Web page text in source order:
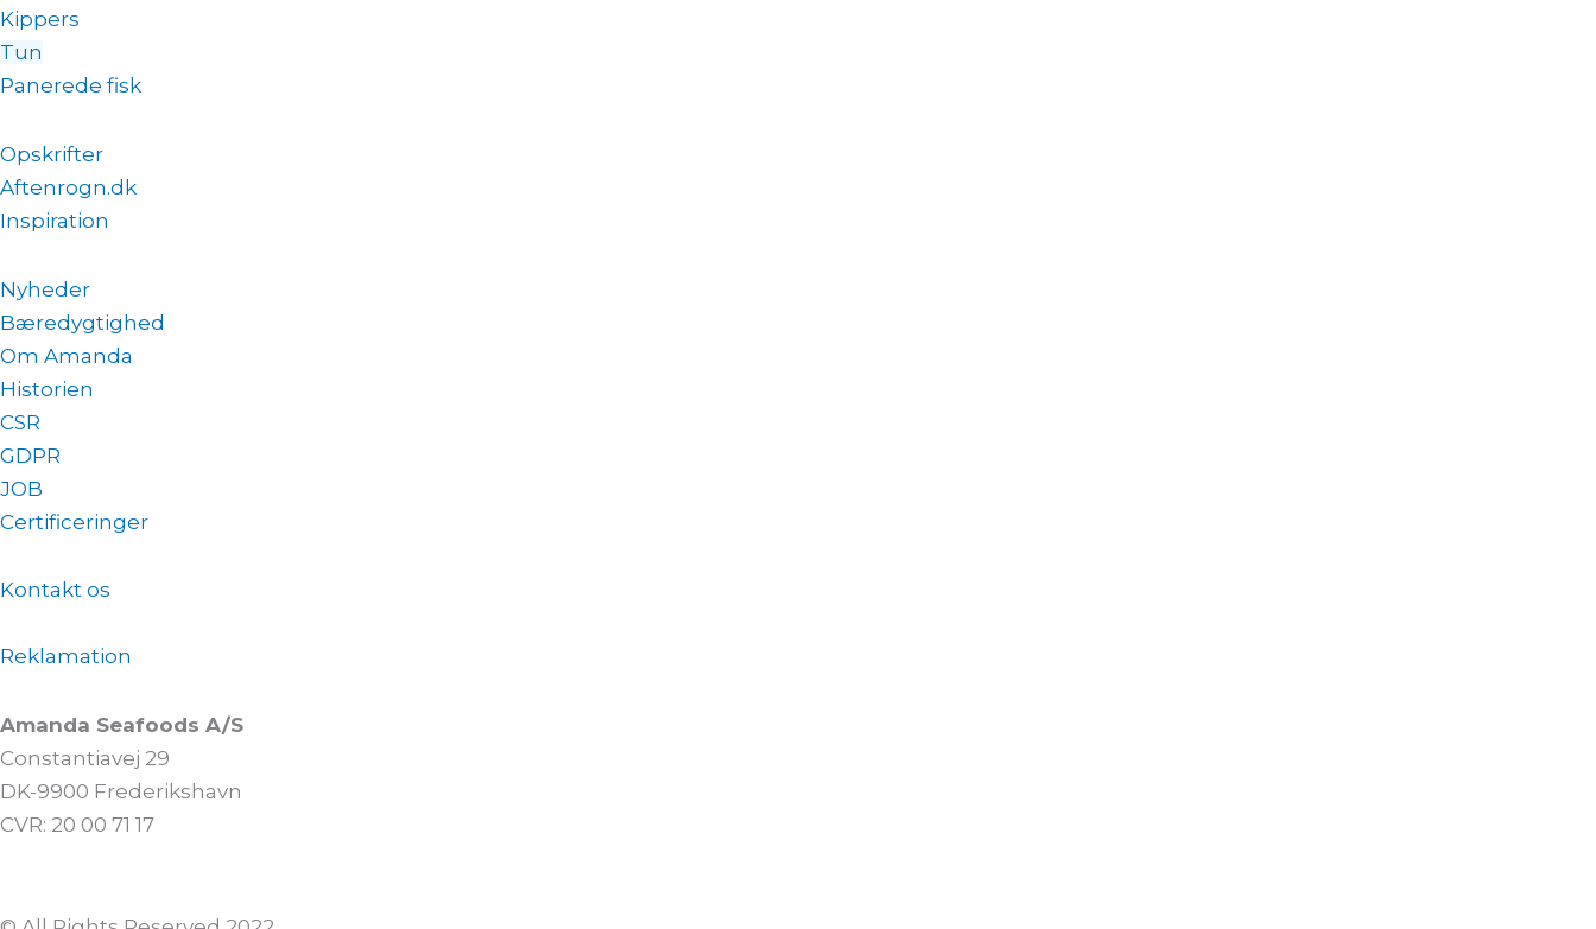
Kippers
Tun
Panerede fisk
Opskrifter
Aftenrogn.dk
Inspiration
Nyheder
Bæredygtighed
Om Amanda
Historien
CSR
GDPR
JOB
Certificeringer
Kontakt os
Reklamation
Amanda Seafoods A/S
Constantiavej 29
DK-9900 Frederikshavn
CVR: 20 00 71 17